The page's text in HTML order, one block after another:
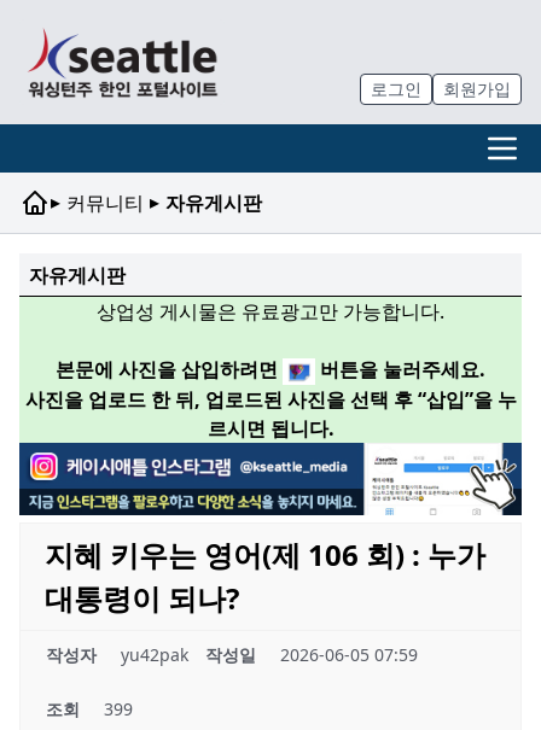
로그인 회원가입
▸ 커뮤니티 ▸ 자유게시판
자유게시판
상업성 게시물은 유료광고만 가능합니다.
본문에 사진을 삽입하려면
버튼을 눌러주세요.
사진을 업로드 한 뒤, 업로드된 사진을 선택 후 “삽입”을 누
르시면 됩니다.
지혜 키우는 영어(제 106 회) : 누가
대통령이 되나?
작성자 yu42pak 작성일 2026-06-05 07:59
조회 399